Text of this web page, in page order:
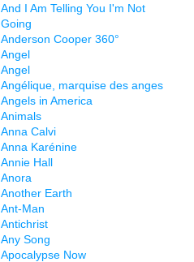
And I Am Telling You I'm Not
Going
Anderson Cooper 360°
Angel
Angel
Angélique, marquise des anges
Angels in America
Animals
Anna Calvi
Anna Karénine
Annie Hall
Anora
Another Earth
Ant-Man
Antichrist
Any Song
Apocalypse Now